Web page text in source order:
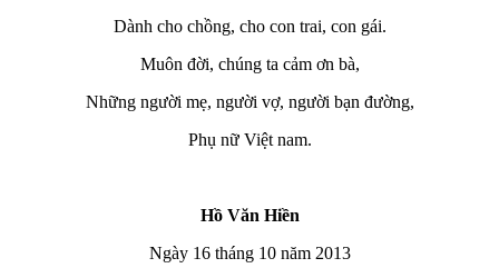
Dành cho chồng, cho con trai, con gái.
Muôn đời, chúng ta cảm ơn bà,
Những người mẹ, người vợ, người bạn đường,
Phụ nữ Việt nam.
Hồ Văn Hiền
Ngày 16 tháng 10 năm 2013